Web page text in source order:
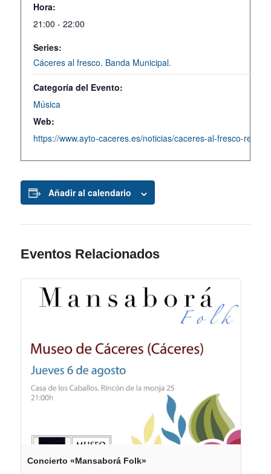
Hora:
21:00 - 22:00
Series:
Cáceres al fresco. Banda Municipal.
Categoría del Evento:
Música
Web:
https://www.ayto-caceres.es/noticias/caceres-al-fresco-
Añadir al calendario
Eventos Relacionados
Concierto «Mansaborá Folk»